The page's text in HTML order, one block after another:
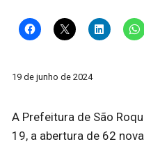
19 de junho de 2024
A Prefeitura de São
19, a abertura de 62